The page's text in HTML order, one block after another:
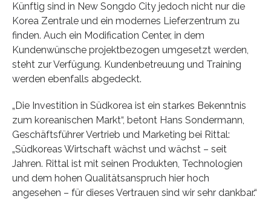
Künftig sind in New Songdo City jedoch nicht nur die
Korea Zentrale und ein modernes Lieferzentrum zu
finden. Auch ein Modification Center, in dem
Kundenwünsche projektbezogen umgesetzt werden,
steht zur Verfügung. Kundenbetreuung und Training
werden ebenfalls abgedeckt.
„Die Investition in Südkorea ist ein starkes Bekenntnis
zum koreanischen Markt“, betont Hans Sondermann,
Geschäftsführer Vertrieb und Marketing bei Rittal:
„Südkoreas Wirtschaft wächst und wächst – seit
Jahren. Rittal ist mit seinen Produkten, Technologien
und dem hohen Qualitätsanspruch hier hoch
angesehen – für dieses Vertrauen sind wir sehr dankbar.“